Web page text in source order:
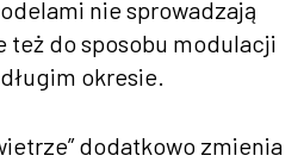
nie sprowadzają
też do sposobu modulacji
okresie.
dodatkowo zmienia